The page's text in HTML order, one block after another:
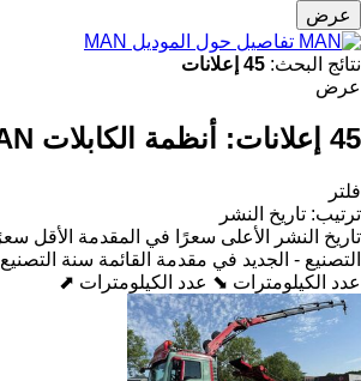
عرض
تفاصيل حول الموديل MAN
نتائج البحث: 45 إعلانات
عرض
45 إعلانات: أنظمة الكابلات MAN
فلتر
ترتيب: تاريخ النشر
تاريخ النشر
الأعلى سعرًا في المقدمة الأقل
التصنيع - الجديد في مقدمة القائمة سنة
عدد الكيلومترات ⬊ عدد الكيلومترات ⬈